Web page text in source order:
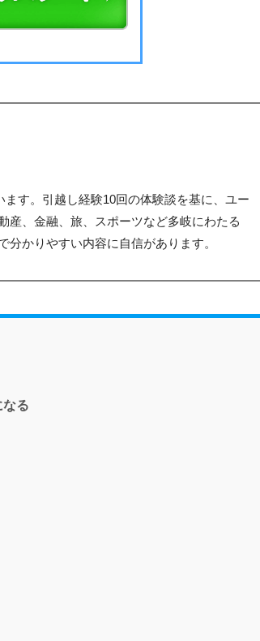
す。引越し経験10回の体験談を基に、ユー
産、金融、旅、スポーツなど多岐にわたる
かりやすい内容に自信があります。
る